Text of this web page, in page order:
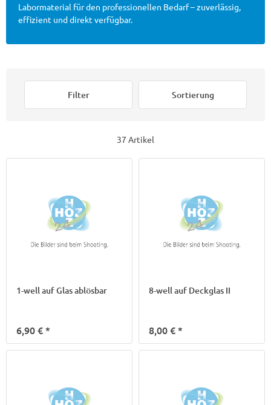
Labormaterial für den professionellen Bedarf – zuverlässig,
effizient und direkt verfügbar.
Filter Sortierung
37 Artikel
1-well auf Glas ablösbar
6,90 €*
8-well auf Deckglas II
8,00 €*